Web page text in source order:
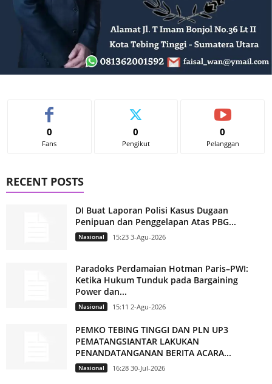
0
Fans
0
Pengikut
0
Pelanggan
RECENT POSTS
DI Buat Laporan Polisi Kasus Dugaan
Penipuan dan Penggelapan Atas PBG...
Nasional 15:23 3-Agu-2026
Paradoks Perdamaian Hotman Paris–PWI:
Ketika Hukum Tunduk pada Bargaining
Power dan...
Nasional 15:11 2-Agu-2026
PEMKO TEBING TINGGI DAN PLN UP3
PEMATANGSIANTAR LAKUKAN
PENANDATANGANAN BERITA ACARA...
Nasional 16:28 30-Jul-2026